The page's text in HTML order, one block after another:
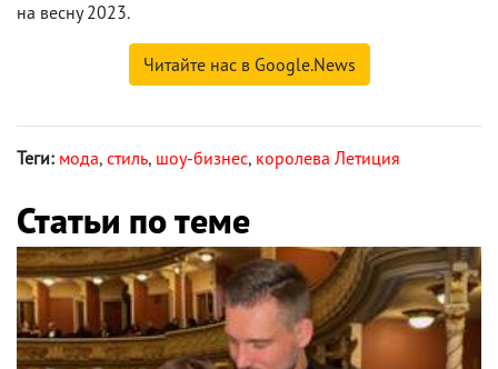
на весну 2023.
Читайте нас в Google.News
Теги: мода, стиль, шоу-бизнес, королева Летиция
Статьи по теме